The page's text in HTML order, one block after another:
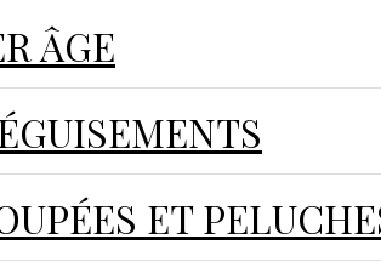
ÂGE
ET